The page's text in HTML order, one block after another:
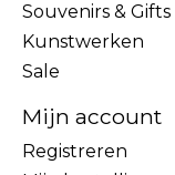
Souvenirs & Gifts
Kunstwerken
Sale
Mijn account
Registreren